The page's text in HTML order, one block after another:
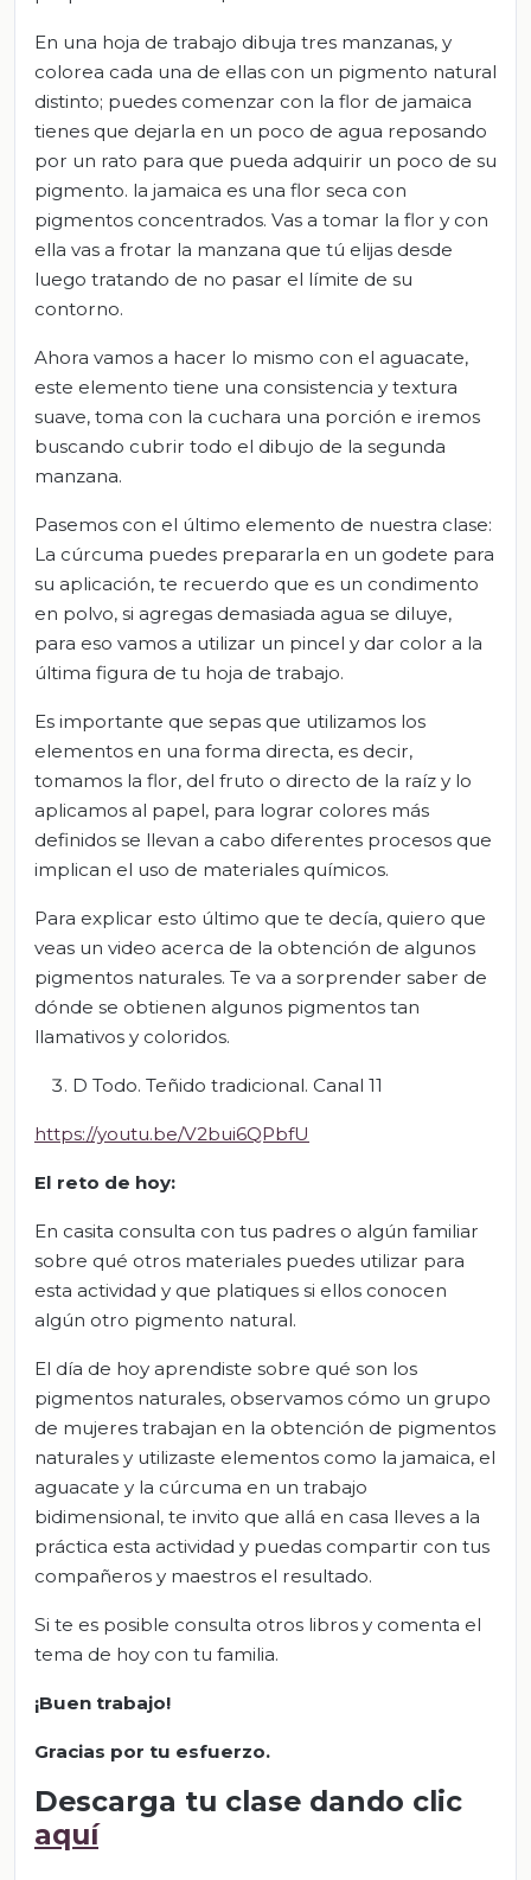
En una hoja de trabajo dibuja tres manzanas, y
colorea cada una de ellas con un pigmento natural
distinto; puedes comenzar con la flor de jamaica
tienes que dejarla en un poco de agua reposando
por un rato para que pueda adquirir un poco de su
pigmento. la jamaica es una flor seca con
pigmentos concentrados. Vas a tomar la flor y con
ella vas a frotar la manzana que tú elijas desde
luego tratando de no pasar el límite de su
contorno.
Ahora vamos a hacer lo mismo con el aguacate,
este elemento tiene una consistencia y textura
suave, toma con la cuchara una porción e iremos
buscando cubrir todo el dibujo de la segunda
manzana.
Pasemos con el último elemento de nuestra clase:
La cúrcuma puedes prepararla en un godete para
su aplicación, te recuerdo que es un condimento
en polvo, si agregas demasiada agua se diluye,
para eso vamos a utilizar un pincel y dar color a la
última figura de tu hoja de trabajo.
Es importante que sepas que utilizamos los
elementos en una forma directa, es decir,
tomamos la flor, del fruto o directo de la raíz y lo
aplicamos al papel, para lograr colores más
definidos se llevan a cabo diferentes procesos que
implican el uso de materiales químicos.
Para explicar esto último que te decía, quiero que
veas un video acerca de la obtención de algunos
pigmentos naturales. Te va a sorprender saber de
dónde se obtienen algunos pigmentos tan
llamativos y coloridos.
D Todo. Teñido tradicional. Canal 11
https://youtu.be/V2bui6QPbfU
El reto de hoy:
En casita consulta con tus padres o algún familiar
sobre qué otros materiales puedes utilizar para
esta actividad y que platiques si ellos conocen
algún otro pigmento natural.
El día de hoy aprendiste sobre qué son los
pigmentos naturales, observamos cómo un grupo
de mujeres trabajan en la obtención de pigmentos
naturales y utilizaste elementos como la jamaica, el
aguacate y la cúrcuma en un trabajo
bidimensional, te invito que allá en casa lleves a la
práctica esta actividad y puedas compartir con tus
compañeros y maestros el resultado.
Si te es posible consulta otros libros y comenta el
tema de hoy con tu familia.
¡Buen trabajo!
Gracias por tu esfuerzo.
Descarga tu clase dando clic
aquí